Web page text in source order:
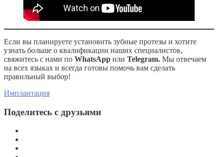
Если вы планируете установить зубные протезы и хотите
узнать больше о квалификации наших специалистов,
свяжитесь с нами по WhatsApp или Telegram. Мы отвечаем
на всех языках и всегда готовы помочь вам сделать
правильный выбор!
Имплантация
Поделитесь с друзьями